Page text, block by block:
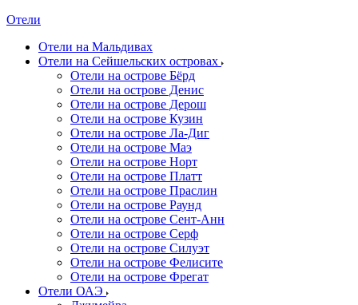
Отели
Отели на Мальдивах
Отели на Сейшельских островах
Отели на острове Бёрд
Отели на острове Денис
Отели на острове Дерош
Отели на острове Кузин
Отели на острове Ла-Диг
Отели на острове Маэ
Отели на острове Норт
Отели на острове Платт
Отели на острове Праслин
Отели на острове Раунд
Отели на острове Сент-Анн
Отели на острове Серф
Отели на острове Силуэт
Отели на острове Фелисите
Отели на острове Фрегат
Отели ОАЭ